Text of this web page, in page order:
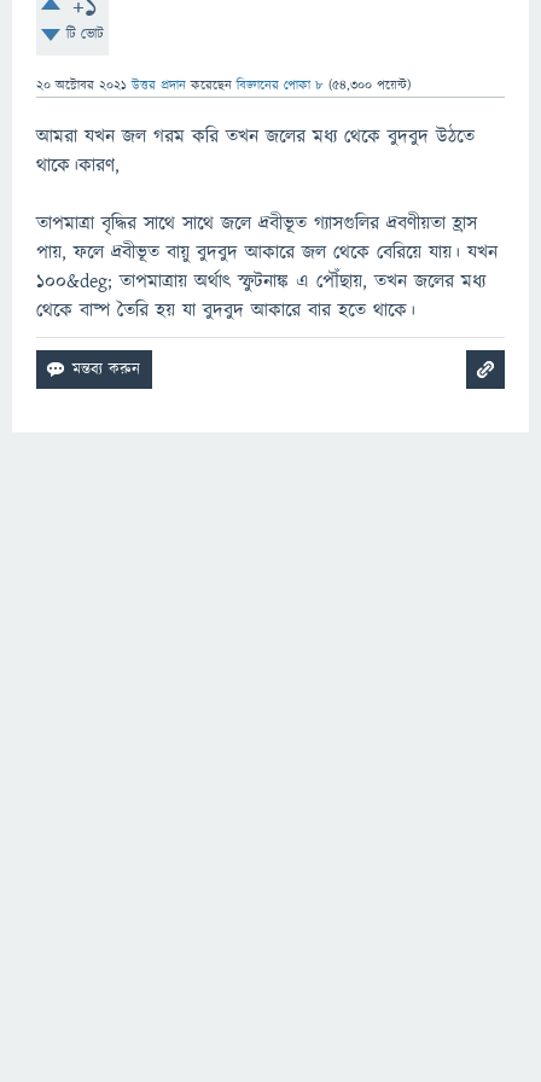
টি ভোট
20 অক্টোবর 2021 উত্তর প্রদান করেছেনবিজ্ঞানের পোকা ৮ (54,300 পয়েন্ট)
আমরা যখন জল গরম করি তখন জলের মধ্য থেকে বুদবুদ উঠতে
থাকে।কারণ,
তাপমাত্রা বৃদ্ধির সাথে সাথে জলে দ্রবীভূত গ্যাসগুলির দ্রবণীয়তা হ্রাস
পায়, ফলে দ্রবীভূত বায়ু বুদবুদ আকারে জল থেকে বেরিয়ে যায়। যখন
100&deg; তাপমাত্রায় অর্থাৎ স্ফুটনাঙ্ক এ পৌঁছায়, তখন জলের মধ্য
থেকে বাষ্প তৈরি হয় যা বুদবুদ আকারে বার হতে থাকে।